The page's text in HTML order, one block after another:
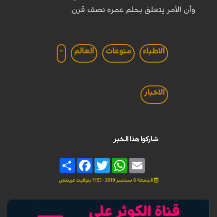
وأن الأمر يتعلق بحلم عمره نصف قرن.
الاطباء منوعات العالم -
الاخبار
شاركوا هذا الخبر
Share
FacebookTwitter
WhatsAppEmail
الجمعة 6 سبتمبر 2019 - 11:53 بتوقيت غرينتش